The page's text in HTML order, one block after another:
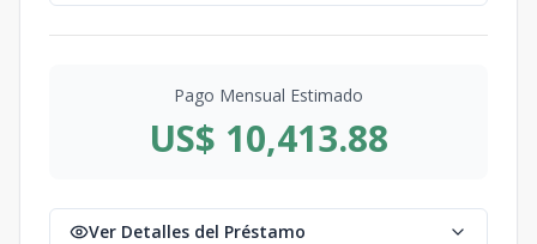
Pago Mensual Estimado
US$ 10,413.88
Ver Detalles del Préstamo